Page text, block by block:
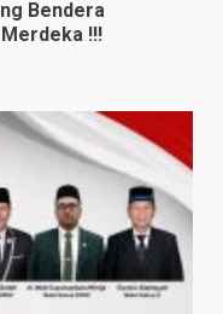
Bendera
!!!